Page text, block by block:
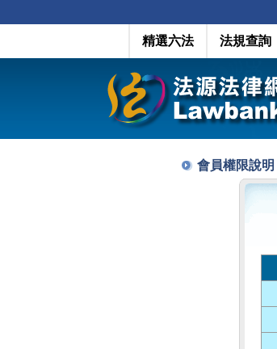
精選六法 法規查詢
會員權限說明